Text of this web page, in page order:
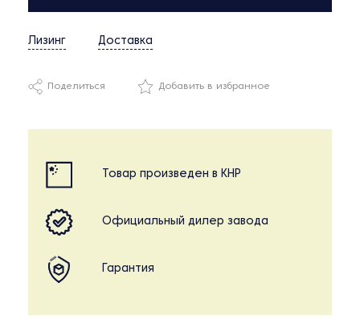
Лизинг Доставка
Поделиться Добавить в избранное
Товар произведен в КНР
Официальный дилер завода
Гарантия